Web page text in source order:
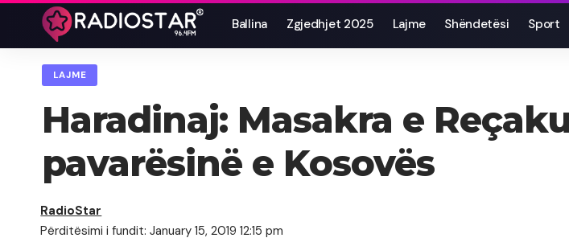
Ballina Zgjedhjet 2025 Lajme Shëndetësi Sport
LAJME
Haradinaj: Masakra e
pavarësinë e Kosovës
Përditësimi i fundit: January 15, 2019 12:15 pm
RadioStar